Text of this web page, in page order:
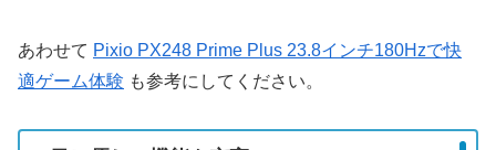
あわせて Pixio PX248 Prime Plus 23.8インチ180Hzで快
適ゲーム体験 も参考にしてください。